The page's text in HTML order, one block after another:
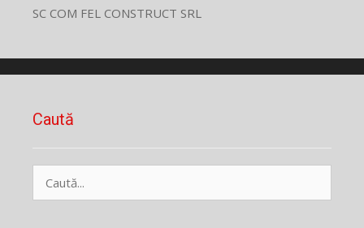
SC COM FEL CONSTRUCT SRL
Caută
după: